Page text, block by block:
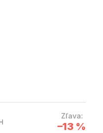
–13 %